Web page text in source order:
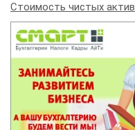
Стоимость чистых